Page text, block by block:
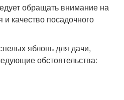
обращать внимание на
качество посадочного
яблонь для дачи,
обстоятельства: